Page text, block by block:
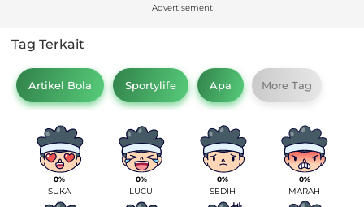
Advertisement
Tag Terkait
Artikel Bola Sportylife Apa More Tag
0%
SUKA
0%
LUCU
0%
SEDIH
0%
MARAH